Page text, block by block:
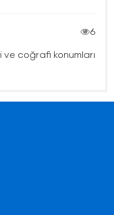
6
ve coğrafi konumları